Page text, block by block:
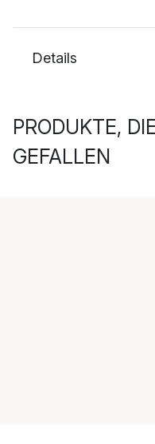
Details
PRODUKTE,
GEFALLEN